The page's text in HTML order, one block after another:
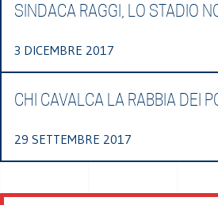
SINDACA RAGGI, LO STADIO
3 DICEMBRE 2017
CHI CAVALCA LA RABBIA DEI
29 SETTEMBRE 2017